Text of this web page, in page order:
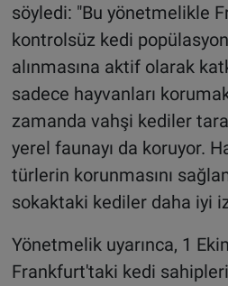
söyledi: "Bu yönetmelikle
kontrolsüz kedi
alınmasına aktif olarak
sadece hayvanları
zamanda vahşi kediler
yerel faunayı da koruyor.
türlerin korunmasını
sokaktaki kediler daha iyi
Yönetmelik uyarınca, 1
Frankfurt'taki kedi